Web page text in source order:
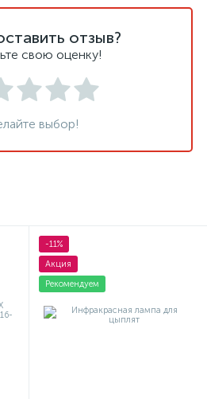
отзыв?
свою оценку!
выбор!
-11%
Акция
Рекомендуем